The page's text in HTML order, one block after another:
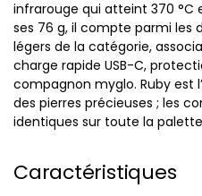
infrarouge qui atteint 370 °C
ses 76 g, il compte parmi les
légers de la catégorie,
charge rapide USB-C,
compagnon myglo. Ruby est
des pierres précieuses ; les
identiques sur toute la
Caractéristiques